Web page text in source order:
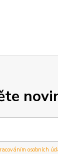
osobních